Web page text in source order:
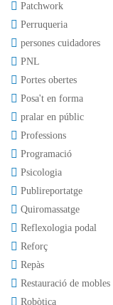
Patchwork
Perruqueria
persones cuidadores
PNL
Portes obertes
Posa't en forma
pralar en públic
Professions
Programació
Psicologia
Publireportatge
Quiromassatge
Reflexologia podal
Reforç
Repàs
Restauració de mobles
Robòtica